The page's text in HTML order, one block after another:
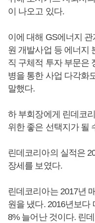
이 나오고 있다.
이에 대해 GS에너지
원 개발사업 등 에너지
직 구체적 투자 부문은
병을 통한 사업 다각화
말했다.
하 부회장에게 린데코
위한 좋은 선택지가 될
린데코리아의 실적은
장세를 보였다.
린데코리아는 2017년
원을 냈다. 2016년보다
8% 늘어난 것이다. 린